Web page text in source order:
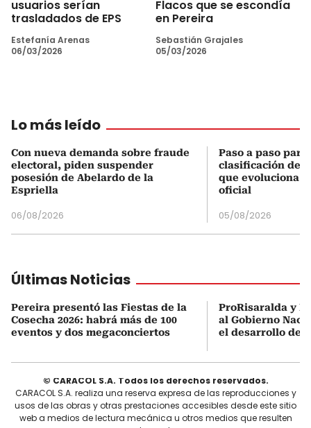
usuarios serían
trasladados de EPS
Estefanía Arenas
06/03/2026
Flacos que se escondía
en Pereira
Sebastián Grajales
05/03/2026
Lo más leído
Con nueva demanda sobre fraude
electoral, piden suspender
posesión de Abelardo de la
Espriella
06/08/2026
Paso a paso
clasificación del
que evoluciona
oficial
05/08/2026
Últimas Noticias
Pereira presentó las Fiestas de la
Cosecha 2026: habrá más de 100
eventos y dos megaconciertos
ProRisaralda y
al Gobierno
el desarrollo
© CARACOL S.A. Todos los derechos reservados.
CARACOL S.A. realiza una reserva expresa de las reproducciones y
usos de las obras y otras prestaciones accesibles desde este sitio
web a medios de lectura mecánica u otros medios que resulten